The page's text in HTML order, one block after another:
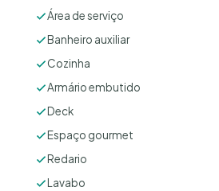
Área de serviço
Banheiro auxiliar
Cozinha
Armário embutido
Deck
Espaço gourmet
Redario
Lavabo